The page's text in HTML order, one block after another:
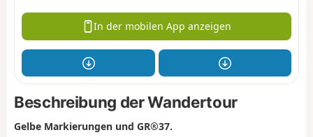
In der mobilen App anzeigen
Beschreibung der Wandertour
Gelbe Markierungen und GR®37.